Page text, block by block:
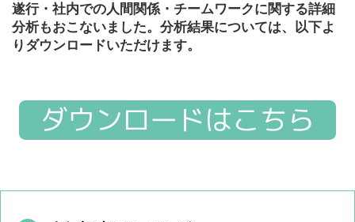
遂行・社内での人間関係・チームワークに関する詳細
分析もおこないました。分析結果については、以下よ
りダウンロードいただけます。